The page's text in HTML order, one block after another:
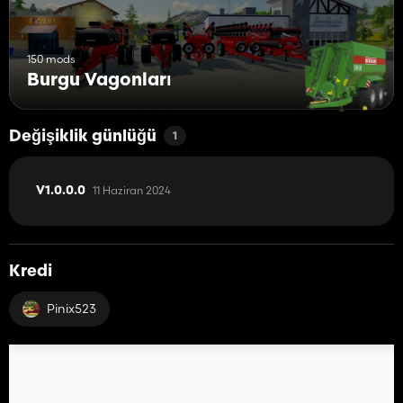
150 mods
Burgu Vagonları
Değişiklik günlüğü 1
V1.0.0.0 11 Haziran 2024
Kredi
Pinix523